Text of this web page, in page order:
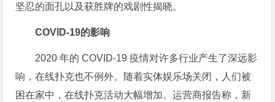
坚忍的面孔以及获胜牌的戏剧性揭晓。
COVID-19的影响
2020 年的 COVID-19 疫情对许多行业产生了深远影
响，在线扑克也不例外。随着实体娱乐场关闭，人们被
困在家中，在线扑克活动大幅增加。运营商报告称，新